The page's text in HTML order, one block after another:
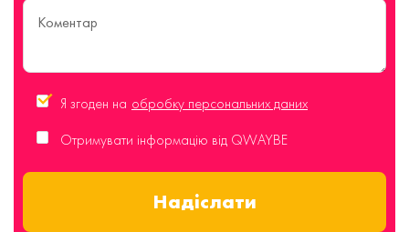
Я згоден на обробку персональних даних
Отримувати інформацію від QWAYBE
Надіслати